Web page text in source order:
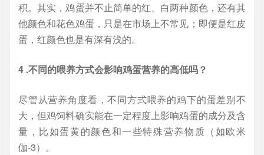
积。其实，鸡蛋并不止简单的红、白两种颜色，还有其
他颜色和花色鸡蛋，只是在市场上不常见；即便是红皮
蛋，红颜色也是有深有浅的。
4 .不同的喂养方式会影响鸡蛋营养的高低吗？
尽管从营养角度看，不同方式喂养的鸡下的蛋差别不
大，但鸡饲料确实能在一定程度上影响鸡蛋的成分及含
量，比如蛋黄的颜色和一些特殊营养物质（如欧米
伽-3）。